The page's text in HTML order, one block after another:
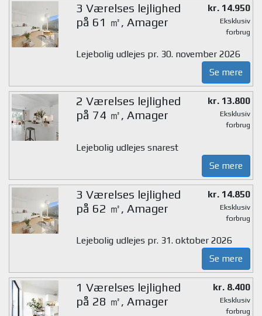
3 Værelses lejlighed
på 61 ㎡, Amager
kr. 14.950
Eksklusiv
forbrug
Lejebolig udlejes pr. 30. november 2026
Se mere
2 Værelses lejlighed
på 74 ㎡, Amager
kr. 13.800
Eksklusiv
forbrug
Lejebolig udlejes snarest
Se mere
3 Værelses lejlighed
på 62 ㎡, Amager
kr. 14.850
Eksklusiv
forbrug
Lejebolig udlejes pr. 31. oktober 2026
Se mere
1 Værelses lejlighed
på 28 ㎡, Amager
kr. 8.400
Eksklusiv
forbrug